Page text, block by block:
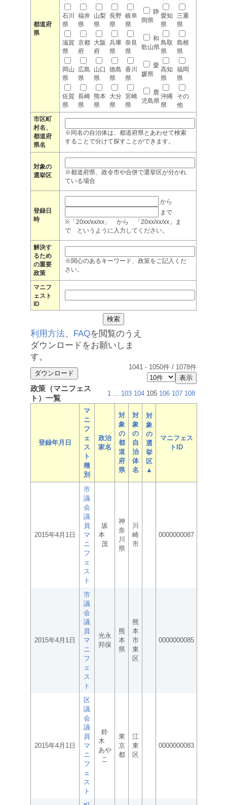
都道府
県
石川
県
福井
県
山梨
県
長野
県
岐阜
県
静
岡県
愛知
県
三重
県
滋賀
県
京都
府
大阪
府
兵庫
県
奈良
県
和
歌山県
鳥取
県
島根
県
岡山
県
広島
県
山口
県
徳島
県
香川
県
愛
媛県
高知
県
福岡
県
佐賀
県
長崎
県
熊本
県
大分
県
宮崎
県
鹿
児島県
沖縄
県
その
他
市区町
村名、
都道府
県名
※同名の自治体は、都道府県とあわせて検索
することで分けて探すことができます。
対象の
選挙区
※都道府県、政令市や合併で選挙区が分かれ
ている場合
登録日
時
から
まで
※「20xx/xx/xx」 から 「20xx/xx/xx」ま
で というように入力してください。
解決す
るため
の重要
政策
※関心のあるキーワード、政策をご記入くだ
さい。
マニフ
ェスト
ID
利用方法、 FAQを閲覧のうえ
ダウンロードをお願いしま
す。
1041 - 1050件 / 1078件
政策（マニフェス
ト）一覧
1 ... 103 104 105 106 107 108
登録年月日
マ
ニ
フ
ェ
ス
ト
種
別
政治
家名
対
象
の
都
道
府
県
対
象
の
自
治
体
名
対
象
の
選
挙
区
▲
マニフェス
トID
2015年4月1日
市
議
会
議
員
マ
ニ
フ
ェ
ス
ト
坂
本
茂
神
奈
川
県
川
崎
市
0000000087
2015年4月1日
市
議
会
議
員
マ
ニ
フ
ェ
ス
ト
光永
邦保
熊
本
県
熊
本
市
東
区
0000000085
2015年4月1日
区
議
会
議
員
マ
ニ
フ
ェ
ス
ト
鈴
木
あや
こ
東
京
都
江
東
区
0000000083